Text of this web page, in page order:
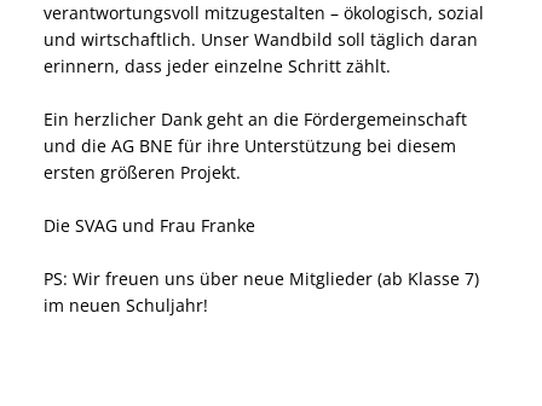
verantwortungsvoll mitzugestalten – ökologisch, sozial
und wirtschaftlich. Unser Wandbild soll täglich daran
erinnern, dass jeder einzelne Schritt zählt.
Ein herzlicher Dank geht an die Fördergemeinschaft
und die AG BNE für ihre Unterstützung bei diesem
ersten größeren Projekt.
Die SVAG und Frau Franke
PS: Wir freuen uns über neue Mitglieder (ab Klasse 7)
im neuen Schuljahr!